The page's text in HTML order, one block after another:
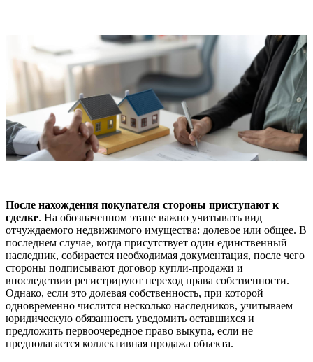
После нахождения покупателя стороны приступают к
сделке. На обозначенном этапе важно учитывать вид
отчуждаемого недвижимого имущества: долевое или общее. В
последнем случае, когда присутствует один единственный
наследник, собирается необходимая документация, после чего
стороны подписывают договор купли-продажи и
впоследствии регистрируют переход права собственности.
Однако, если это долевая собственность, при которой
одновременно числится несколько наследников, учитываем
юридическую обязанность уведомить оставшихся и
предложить первоочередное право выкупа, если не
предполагается коллективная продажа объекта.